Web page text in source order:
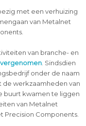
met een verhuizing
van Metalnet
van branche- en
. Sindsdien
onder de naam
werkzaamheden van
buurt kwamen te liggen
van Metalnet
Precision Components.